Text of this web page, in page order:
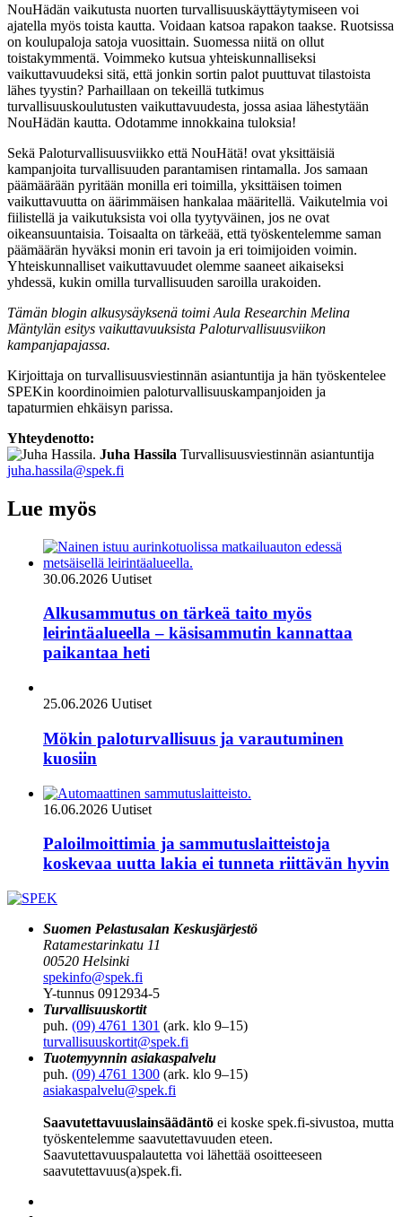
NouHädän vaikutusta nuorten turvallisuuskäyttäytymiseen voi
ajatella myös toista kautta. Voidaan katsoa rapakon taakse. Ruotsissa
on koulupaloja satoja vuosittain. Suomessa niitä on ollut
toistakymmentä. Voimmeko kutsua yhteiskunnalliseksi
vaikuttavuudeksi sitä, että jonkin sortin palot puuttuvat tilastoista
lähes tyystin? Parhaillaan on tekeillä tutkimus
turvallisuuskoulutusten vaikuttavuudesta, jossa asiaa lähestytään
NouHädän kautta. Odotamme innokkaina tuloksia!
Sekä Paloturvallisuusviikko että NouHätä! ovat yksittäisiä
kampanjoita turvallisuuden parantamisen rintamalla. Jos samaan
päämäärään pyritään monilla eri toimilla, yksittäisen toimen
vaikuttavuutta on äärimmäisen hankalaa määritellä. Vaikutelmia voi
fiilistellä ja vaikutuksista voi olla tyytyväinen, jos ne ovat
oikeansuuntaisia. Toisaalta on tärkeää, että työskentelemme saman
päämäärän hyväksi monin eri tavoin ja eri toimijoiden voimin.
Yhteiskunnalliset vaikuttavuudet olemme saaneet aikaiseksi
yhdessä, kukin omilla turvallisuuden saroilla urakoiden.
Tämän blogin alkusysäyksenä toimi Aula Researchin Melina
Mäntylän esitys vaikuttavuuksista Paloturvallisuusviikon
kampanjapajassa.
Kirjoittaja on turvallisuusviestinnän asiantuntija ja hän työskentelee
SPEKin koordinoimien paloturvallisuuskampanjoiden ja
tapaturmien ehkäisyn parissa.
Yhteydenotto:
Juha Hassila Turvallisuusviestinnän asiantuntija
juha.hassila@spek.fi
Lue myös
30.06.2026 Uutiset
Alkusammutus on tärkeä taito myös
leirintäalueella – käsisammutin kannattaa
paikantaa heti
25.06.2026 Uutiset
Mökin paloturvallisuus ja varautuminen
kuosiin
16.06.2026 Uutiset
Paloilmoittimia ja sammutuslaitteistoja
koskevaa uutta lakia ei tunneta riittävän hyvin
Suomen Pelastusalan Keskusjärjestö
Ratamestarinkatu 11
00520 Helsinki
spekinfo@spek.fi
Y-tunnus 0912934-5
Turvallisuuskortit
puh. (09) 4761 1301 (ark. klo 9–15)
turvallisuuskortit@spek.fi
Tuotemyynnin asiakaspalvelu
puh. (09) 4761 1300 (ark. klo 9–15)
asiakaspalvelu@spek.fi
Saavutettavuuslainsäädäntö ei koske spek.fi-sivustoa, mutta
työskentelemme saavutettavuuden eteen.
Saavutettavuuspalautetta voi lähettää osoitteeseen
saavutettavuus(a)spek.fi.